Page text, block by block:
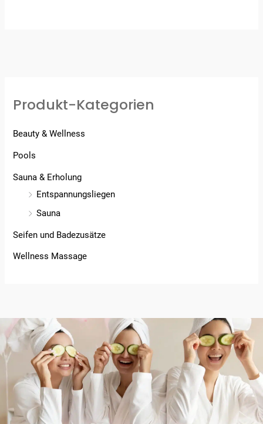
Produkt-Kategorien
Beauty & Wellness
Pools
Sauna & Erholung
Entspannungsliegen
Sauna
Seifen und Badezusätze
Wellness Massage